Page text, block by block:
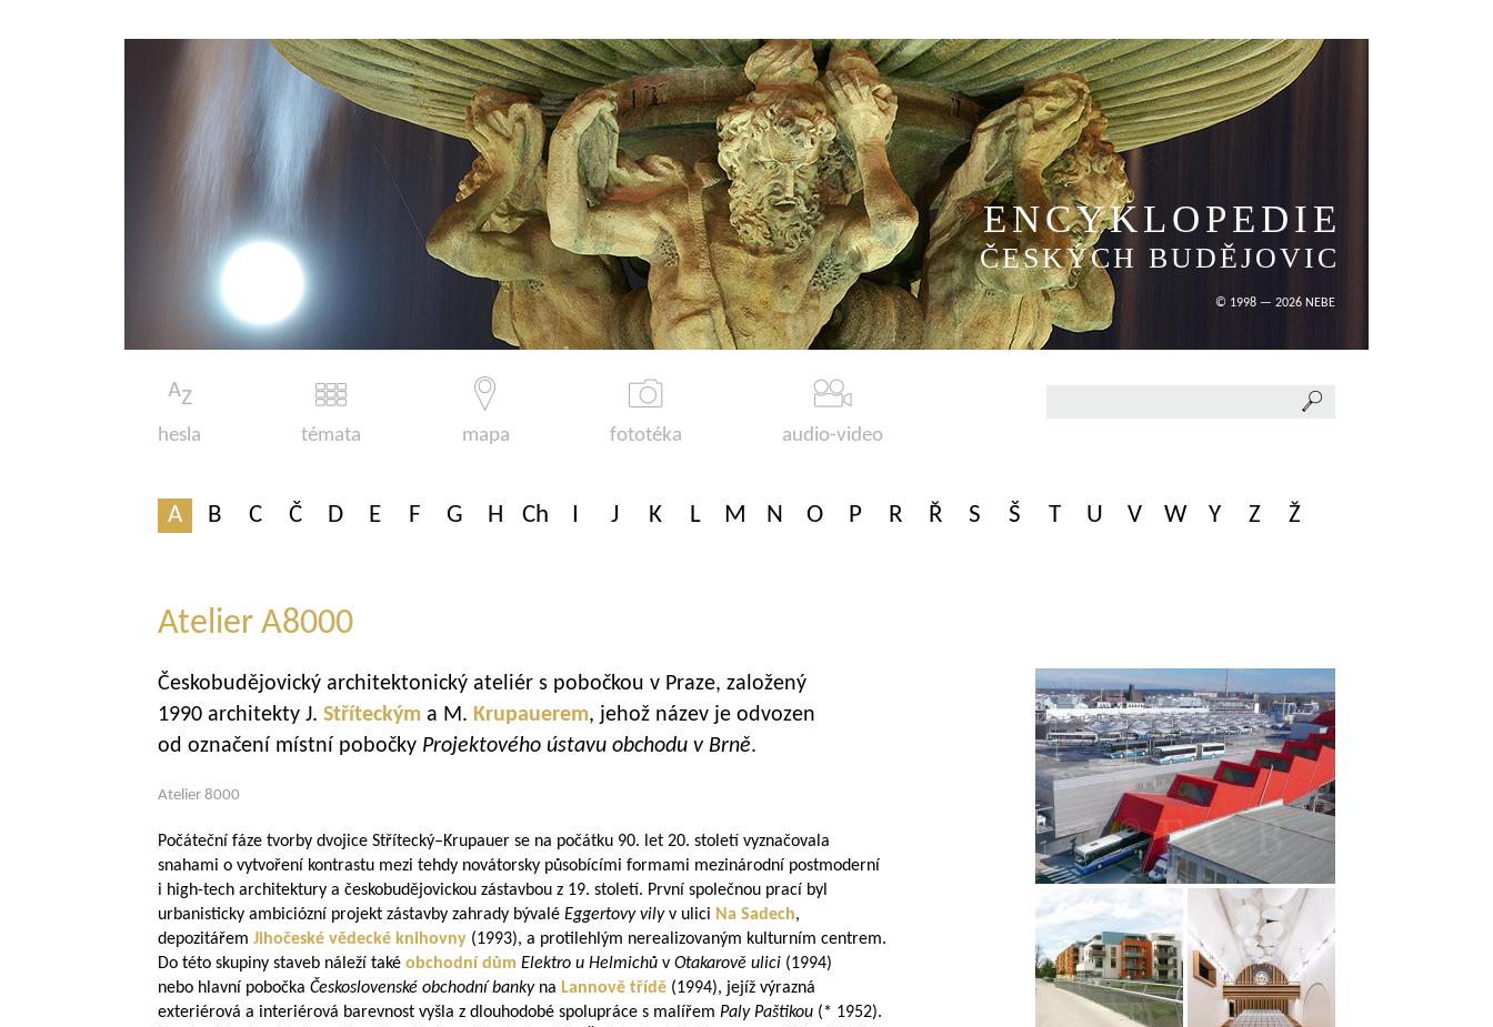
ENCYKLOPEDIE
ČESKÝCH BUDĚJOVIC
© 1998 — 2026 NEBE
hesla témata mapa fototéka audio-video
A B C Č D E F G H Ch I J K L M N O P R Ř S Š T U V W Y Z Ž
Atelier A8000
Českobudějovický architektonický ateliér s pobočkou v Praze, založený
1990 architekty J. Stříteckým a M. Krupauerem, jehož název je odvozen
od označení místní pobočky Projektového ústavu obchodu v Brně.
Atelier 8000
Počáteční fáze tvorby dvojice Střítecký–Krupauer se na počátku 90. let 20. století vyznačovala
snahami o vytvoření kontrastu mezi tehdy novátorsky působícími formami mezinárodní postmoderní
i high-tech architektury a českobudějovickou zástavbou z 19. století. První společnou prací byl
urbanisticky ambiciózní projekt zástavby zahrady bývalé Eggertovy vilyv ulici Na Sadech,
depozitářem Jihočeské vědecké knihovny (1993), a protilehlým nerealizovaným kulturním centrem.
Do této skupiny staveb náleží také obchodní dům Elektro u Helmichů v Otakarově ulici (1994)
nebo hlavní pobočka Československé obchodní bankyna Lannově třídě (1994), jejíž výrazná
exteriérová a interiérová barevnost vyšla z dlouhodobé spolupráce s malířem Paly Paštikou (* 1952).